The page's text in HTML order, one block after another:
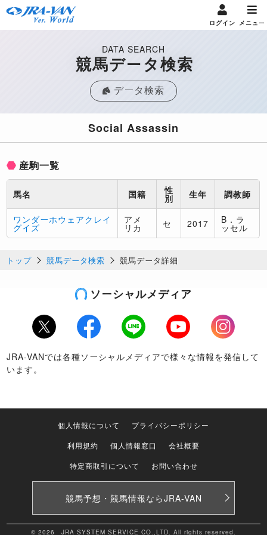
ログイン メニュー
DATA SEARCH
競馬データ検索
データ検索
Social Assassin
産駒一覧
馬名 国籍 性
別 生年 調教師
ワンダーホウェアクレイ
グイズ
アメ
リカ セ 2017 B．ラ
ッセル
トップ 競馬データ検索 競馬データ詳細
ソーシャルメディア
Twitter Facebook LINE Youtube
Instagram
JRA-VANでは各種ソーシャルメディアで様々な情報を発信して
います。
個人情報について
プライバシーポリシー
利用規約
個人情報窓口
会社概要
特定商取引について
お問い合わせ
競馬予想・競馬情報ならJRA-VAN
© 2026 JRA SYSTEM SERVICE CO.,LTD. All rights reserved.